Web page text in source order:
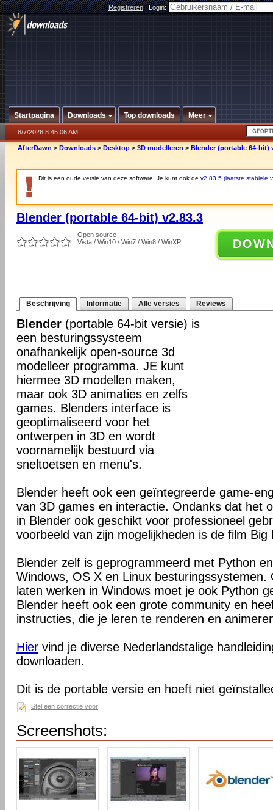
Registreren|Login:
Startpagina Downloads Top downloads Meer
8/7/2026 8:45:06 AM
AfterDawn > Downloads > Desktop > 3D modelleren > Blender (portable 64-bit)
Dit is een oude versie van deze software. Je kunt ook de v2.83.5 (laatste stabiele
Blender (portable 64-bit) v2.83.3
Open source
Vista / Win10 / Win7 / Win8 / WinXP
Beschrijving Informatie Alle versies Reviews
Blender (portable 64-bit versie) is
een besturingssysteem
onafhankelijk open-source 3d
modelleer programma. JE kunt
hiermee 3D modellen maken,
maar ook 3D animaties en zelfs
games. Blenders interface is
geoptimaliseerd voor het
ontwerpen in 3D en wordt
voornamelijk bestuurd via
sneltoetsen en menu's.
Blender heeft ook een geïntegreerde game-
van 3D games en interactie. Ondanks dat het
in Blender ook geschikt voor professioneel
voorbeeld van zijn mogelijkheden is de film Big
Blender zelf is geprogrammeerd met Python
Windows, OS X en Linux besturingssystemen.
laten werken in Windows moet je ook Python
Blender heeft ook een grote community en
instructies, die je leren te renderen en
Hier vind je diverse Nederlandstalige
downloaden.
Dit is de portable versie en hoeft niet
Stel een correctie voor
Screenshots: